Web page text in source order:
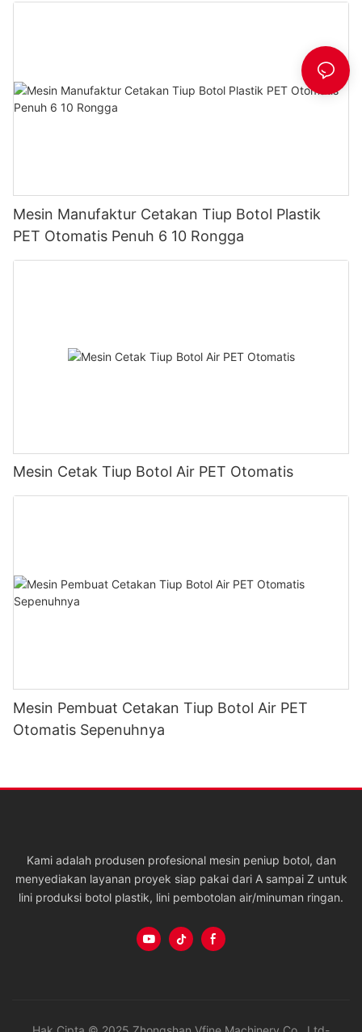
Mesin Manufaktur Cetakan Tiup Botol Plastik
PET Otomatis Penuh 6 10 Rongga
Mesin Cetak Tiup Botol Air PET Otomatis
Mesin Pembuat Cetakan Tiup Botol Air PET
Otomatis Sepenuhnya
Kami adalah produsen profesional mesin peniup botol, dan
menyediakan layanan proyek siap pakai dari A sampai Z untuk
lini produksi botol plastik, lini pembotolan air/minuman ringan.